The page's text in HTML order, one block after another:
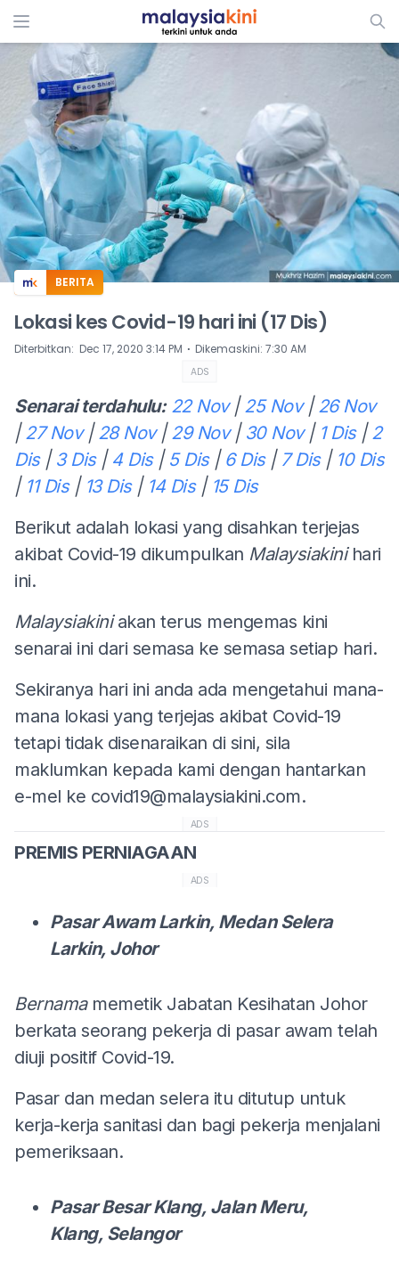
ADS
BERITA
Lokasi kes Covid-19 hari ini (17 Dis)
Diterbitkan: Dec 17, 2020 3:14 PM ⋅ Dikemaskini: 7:30 AM
ADS
Senarai terdahulu: 22 Nov| 25 Nov| 26 Nov
| 27 Nov| 28 Nov| 29 Nov| 30 Nov| 1 Dis| 2
Dis | 3 Dis| 4 Dis| 5 Dis | 6 Dis| 7 Dis | 10 Dis
| 11 Dis | 13 Dis | 14 Dis| 15 Dis
Berikut adalah lokasi yang disahkan terjejas
akibat Covid-19 dikumpulkan Malaysiakinihari
ini.
Malaysiakiniakan terus mengemas kini
senarai ini dari semasa ke semasa setiap hari.
Sekiranya hari ini anda ada mengetahui mana-
mana lokasi yang terjejas akibat Covid-19
tetapi tidak disenaraikan di sini, sila
maklumkan kepada kami dengan hantarkan
e-mel ke covid19@malaysiakini.com.
ADS
PREMIS PERNIAGAAN
ADS
Pasar Awam Larkin, Medan Selera
Larkin, Johor
Bernamamemetik Jabatan Kesihatan Johor
berkata seorang pekerja di pasar awam telah
diuji positif Covid-19.
Pasar dan medan selera itu ditutup untuk
kerja-kerja sanitasi dan bagi pekerja menjalani
pemeriksaan.
Pasar Besar Klang, Jalan Meru,
Klang, Selangor